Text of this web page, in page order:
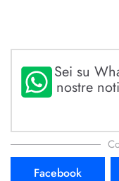
Sei su
nostre
Facebook